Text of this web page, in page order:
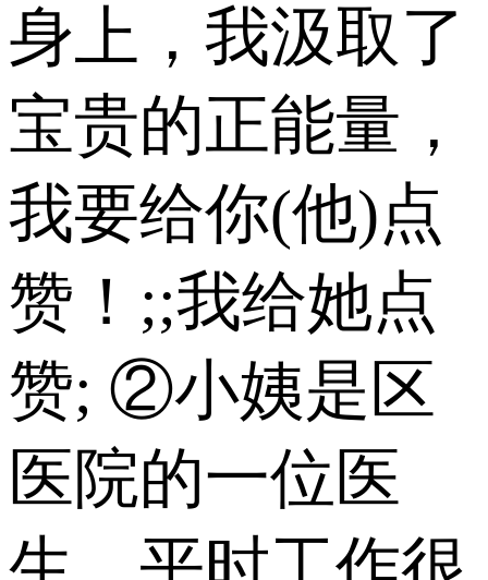
身上，我汲取了
宝贵的正能量，
我要给你(他)点
赞！;;我给她点
赞; ②小姨是区
医院的一位医